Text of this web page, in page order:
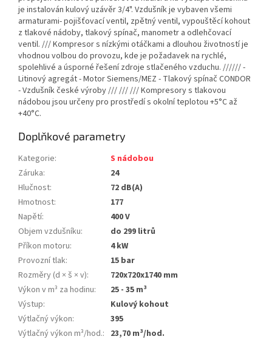
je instalován kulový uzávěr 3/4". Vzdušník je vybaven všemi
armaturami- pojišťovací ventil, zpětný ventil, vypouštěcí kohout
z tlakové nádoby, tlakový spínač, manometr a odlehčovací
ventil. /// Kompresor s nízkými otáčkami a dlouhou životností je
vhodnou volbou do provozu, kde je požadavek na rychlé,
spolehlivé a úsporné řešení zdroje stlačeného vzduchu. ////// -
Litinový agregát - Motor Siemens/MEZ - Tlakový spínač CONDOR
- Vzdušník české výroby /// /// /// Kompresory s tlakovou
nádobou jsou určeny pro prostředí s okolní teplotou +5°C až
+40°C.
Doplňkové parametry
Kategorie:
S nádobou
Záruka:
24
Hlučnost:
72 dB(A)
Hmotnost:
177
Napětí:
400 V
Objem vzdušníku:
do 299 litrů
Příkon motoru:
4 kW
Provozní tlak:
15 bar
Rozměry (d × š × v):
720x720x1740 mm
Výkon v m³ za hodinu:
25 - 35 m³
Výstup:
Kulový kohout
Výtlačný výkon:
395
Výtlačný výkon m³/hod.: 23,70 m³/hod.